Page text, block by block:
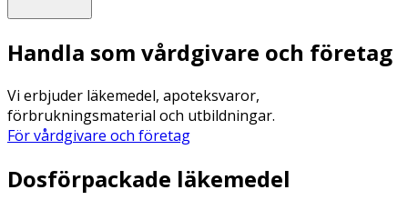
Handla som vårdgivare och företag
Vi erbjuder läkemedel, apoteksvaror,
förbrukningsmaterial och utbildningar.
För vårdgivare och företag
Dosförpackade läkemedel